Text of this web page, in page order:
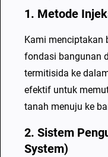
1. Metode
Kami menciptakan
fondasi bangunan
termitisida ke
efektif untuk
tanah menuju ke
2. Sistem
System)